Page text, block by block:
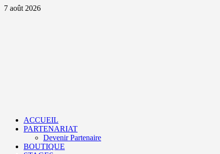
Aller
7 août 2026
ACCUEIL
PARTENARIAT
Devenir Partenaire
BOUTIQUE